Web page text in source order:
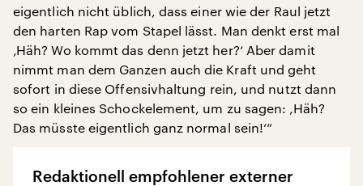
eigentlich nicht üblich, dass einer wie der Raul jetzt
den harten Rap vom Stapel lässt. Man denkt erst mal
‚Häh? Wo kommt das denn jetzt her?‘ Aber damit
nimmt man dem Ganzen auch die Kraft und geht
sofort in diese Offensivhaltung rein, und nutzt dann
so ein kleines Schockelement, um zu sagen: ‚Häh?
Das müsste eigentlich ganz normal sein!‘“
Redaktionell empfohlener externer